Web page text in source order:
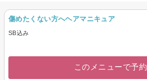
傷めたくない方へヘアマニキュア
SB込み
このメニューで予約